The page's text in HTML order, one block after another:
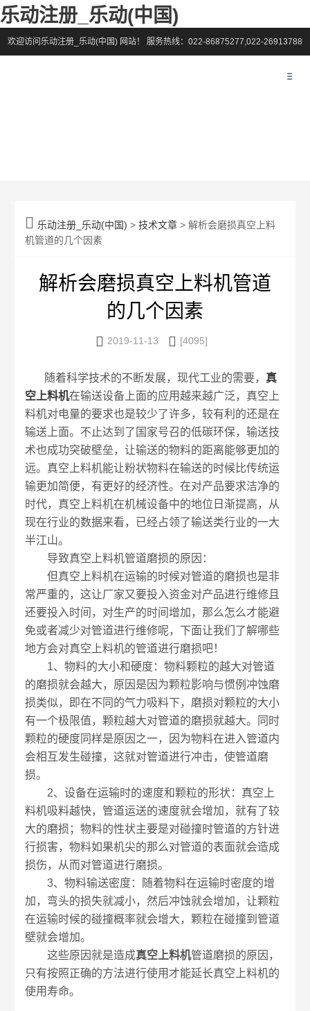
乐动注册_乐动(中国)
欢迎访问乐动注册_乐动(中国) 网站！ 服务热线：022-86875277,022-26913788
 乐动注册_乐动(中国) >技术文章 > 解析会磨损真空上料
机管道的几个因素
解析会磨损真空上料机管道
的几个因素
 2019-11-13  [4095]
随着科学技术的不断发展，现代工业的需要， 真
空上料机在输送设备上面的应用越来越广泛，真空上
料机对电量的要求也是较少了许多，较有利的还是在
输送上面。不止达到了国家号召的低碳环保，输送技
术也成功突破壁垒，让输送的物料的距离能够更加的
远。真空上料机能让粉状物料在输送的时候比传统运
输更加简便，有更好的经济性。在对产品要求洁净的
时代，真空上料机在机械设备中的地位日渐提高，从
现在行业的数据来看，已经占领了输送类行业的一大
半江山。
导致真空上料机管道磨损的原因：
但真空上料机在运输的时候对管道的磨损也是非
常严重的，这让厂家又要投入资金对产品进行维修且
还要投入时间，对生产的时间增加，那么怎么才能避
免或者减少对管道进行维修呢，下面让我们了解哪些
地方会对真空上料机的管道进行磨损吧！
1、物料的大小和硬度：物料颗粒的越大对管道
的磨损就会越大，原因是因为颗粒影响与惯例冲蚀磨
损类似，即在不同的气力吸料下，磨损对颗粒的大小
有一个极限值，颗粒越大对管道的磨损就越大。同时
颗粒的硬度同样是原因之一，因为物料在进入管道内
会相互发生碰撞，这就对管道进行冲击，使管道磨
损。
2、设备在运输时的速度和颗粒的形状：真空上
料机吸料越快，管道运送的速度就会增加，就有了较
大的磨损；物料的性状主要是对碰撞时管道的方针进
行损害，物料如果机尖的那么对管道的表面就会造成
损伤，从而对管道进行磨损。
3、物料输送密度：随着物料在运输时密度的增
加，弯头的损失就减小，然后冲蚀就会增加，让颗粒
在运输时候的碰撞概率就会增大，颗粒在碰撞到管道
壁就会增加。
这些原因就是造成真空上料机管道磨损的原因，
只有按照正确的方法进行使用才能延长真空上料机的
使用寿命。